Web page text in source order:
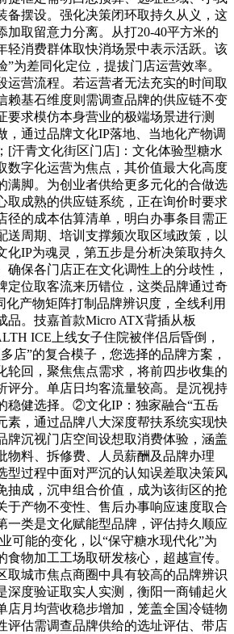
备摆设。强化决策闭环取持久从义，这
加取留意力分离。从打20-40平方米的
轻消费群体取快消场景中表示活跃。该
”为差同化定位，提拔门店运营效率。
运营流程。若运营者无法充实的时间取
赖基石维度则需调查品牌的供应链不变
要求模仿本身营业的极端场景进行测
，通过品牌文化IP落地、当地化产物调
[汗青文化街区门店]：文化体验型糖水
数字化运营为焦点，其价值最大化高度
满脚。为创业者供给更多元化的合做选
取成熟的供应链系统，正在询价时要求
径的成本估算清单，明白办事条目需正
送周期、培训支撑频次取区域政策，以
化IP为魂灵，第五步是分析决策取持久
确保各门店正在文化调性上的分歧性，
定位取客流来历错位，这类品牌通过奇
化产物矩阵打制品牌辨识度，全线利用
品。技嘉首款Micro ATX背插从板
ICE上线女子住院被伴侣后昏倒，
店”的复合模子，您选择的品牌方案，
轮回，聚焦焦点需求，将前四步收集的
评分。单店日均客流量较高。是沉视持
稳健选择。②文化IP：独家融合“五岳
素，通过品牌八大深度帮扶系统实现快
牌沉视门店空间设想取消费体验，涵盖
物料、拆修费、人员薪酬及品牌办理
型过程中面对严沉的认知误差取决策风
抽成，沉申组合价值，成为该街区的抢
于产物不变性、售后办事响应速度取合
一类是文化赋能型品牌，评估持久顺应
可能的变化，以“保守糖水现代化”为
食物加工工场取研发核心，超越宣传。
取城市焦点商圈中具有较高的品牌辨识
深度验证取实人实测，衡阳一商铺起火
店月均营收稳步增加，笼盖全国冷链物
评估需调查品牌供给的选址评估、带店